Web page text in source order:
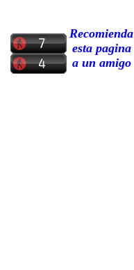
Recomienda
esta pagina
a un amigo